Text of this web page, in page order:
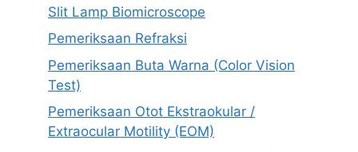
Slit Lamp Biomicroscope
Pemeriksaan Refraksi
Pemeriksaan Buta Warna (Color Vision
Test)
Pemeriksaan Otot Ekstraokular /
Extraocular Motility (EOM)